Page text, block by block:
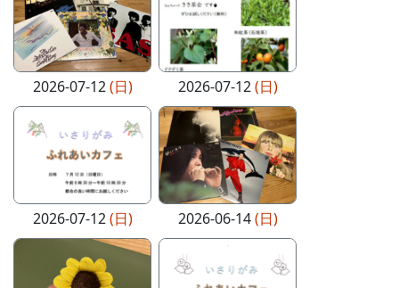
2026-07-12(日) 2026-07-12(日)
2026-07-12(日) 2026-06-14(日)